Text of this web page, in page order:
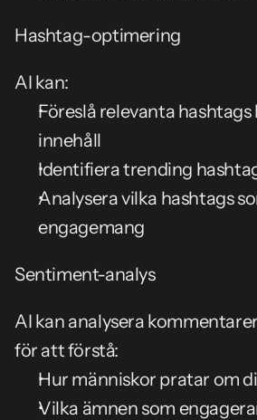
Hashtag-optimering
AI kan:
Föreslå relevanta hashtags
innehåll
Identifiera trending
Analysera vilka hashtags
engagemang
Sentiment-analys
AI kan analysera
för att förstå:
Hur människor pratar om
Vilka ämnen som